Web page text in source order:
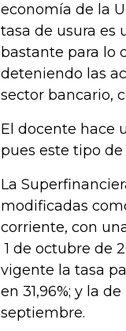
economía de la
tasa de usura es
bastante para lo
deteniendo las
sector bancario,
El docente hace
pues este tipo
La
modificadas
corriente, con
1 de octubre de
vigente la tasa
en 31,96%; y la
septiembre.